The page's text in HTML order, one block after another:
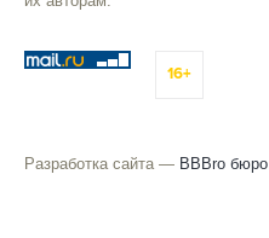
16+
Разработка сайта — BBBro бюро